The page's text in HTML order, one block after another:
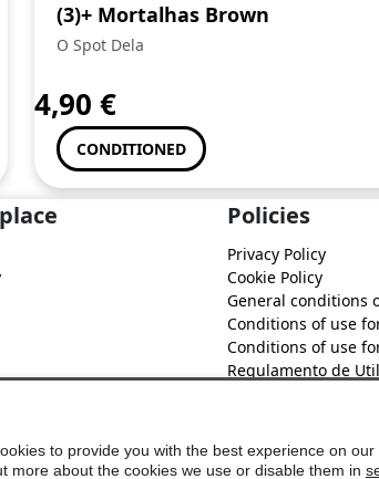
(3)+ Mortalhas Brown
O Spot Dela
4,90 €
CONDITIONED
Policies
Privacy Policy
Cookie Policy
General conditions
Conditions of use
Conditions of use
Regulamento de
to provide you with the best experience on our
more about the cookies we use or disable them in